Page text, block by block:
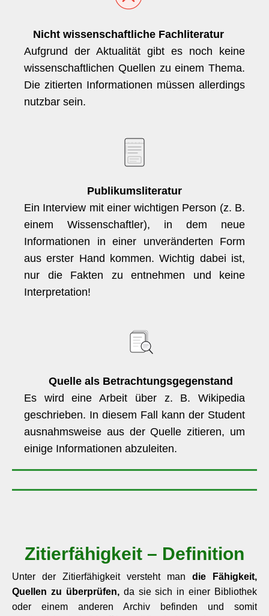
Nicht wissenschaftliche Fachliteratur
Aufgrund der Aktualität gibt es noch keine
wissenschaftlichen Quellen zu einem Thema.
Die zitierten Informationen müssen allerdings
nutzbar sein.
Publikumsliteratur
Ein Interview mit einer wichtigen Person (z. B.
einem Wissenschaftler), in dem neue
Informationen in einer unveränderten Form
aus erster Hand kommen. Wichtig dabei ist,
nur die Fakten zu entnehmen und keine
Interpretation!
Quelle als Betrachtungsgegenstand
Es wird eine Arbeit über z. B. Wikipedia
geschrieben. In diesem Fall kann der Student
ausnahmsweise aus der Quelle zitieren, um
einige Informationen abzuleiten.
Zitierfähigkeit – Definition
Unter der Zitierfähigkeit versteht man die Fähigkeit,
Quellen zu überprüfen,da sie sich in einer Bibliothek
oder einem anderen Archiv befinden und somit